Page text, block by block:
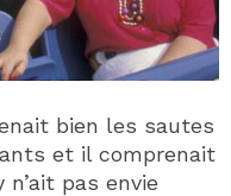
bien les sautes
et il comprenait
pas envie